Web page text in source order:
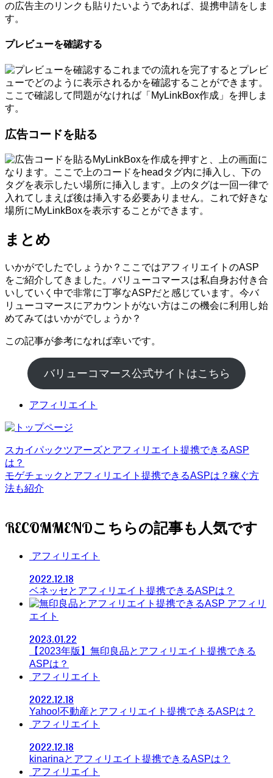
の広告主のリンクも貼りたいようであれば、提携申請をしま
す。
プレビューを確認する
これまでの流れを完了するとプレビ
ューでどのように表示されるかを確認することができます。
ここで確認して問題がなければ「MyLinkBox作成」を押しま
す。
広告コードを貼る
MyLinkBoxを作成を押すと、上の画面に
なります。ここで上のコードをheadタグ内に挿入し、下の
タグを表示したい場所に挿入します。上のタグは一回一律で
入れてしまえば後は挿入する必要ありません。これで好きな
場所にMyLinkBoxを表示することができます。
まとめ
いかがでしたでしょうか？ここではアフィリエイトのASP
をご紹介してきました。バリューコマースは私自身お付き合
いしていく中で非常に丁寧なASPだと感じています。今バ
リューコマースにアカウントがない方はこの機会に利用し始
めてみてはいかがでしょうか？
この記事が参考になれば幸いです。
バリューコマース公式サイトはこちら
アフィリエイト
スカイパックツアーズとアフィリエイト提携できるASP
は？
モゲチェックとアフィリエイト提携できるASPは？稼ぐ方
法も紹介
RECOMMEND
アフィリエイト
2022.12.18
ベネッセとアフィリエイト提携できるASPは？
アフィリ
エイト
2023.01.22
【2023年版】無印良品とアフィリエイト提携できる
ASPは？
アフィリエイト
2022.12.18
Yahoo!不動産とアフィリエイト提携できるASPは？
アフィリエイト
2022.12.18
kinarinaとアフィリエイト提携できるASPは？
アフィリエイト